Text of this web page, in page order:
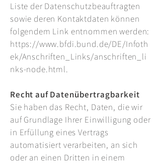
Liste der Datenschutzbeauftragten
sowie deren Kontaktdaten können
folgendem Link entnommen werden:
https://www.bfdi.bund.de/DE/Infoth
ek/Anschriften_Links/anschriften_li
nks-node.html.
Recht auf Datenübertragbarkeit
Sie haben das Recht, Daten, die wir
auf Grundlage Ihrer Einwilligung oder
in Erfüllung eines Vertrags
automatisiert verarbeiten, an sich
oder an einen Dritten in einem